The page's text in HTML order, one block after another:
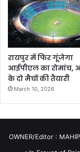
रायपुर में फिर गूंजेगा
आईपीएल का रोमांच,
के दो मैचों की तैयारी
March 10, 2026
OWNER/Editor :